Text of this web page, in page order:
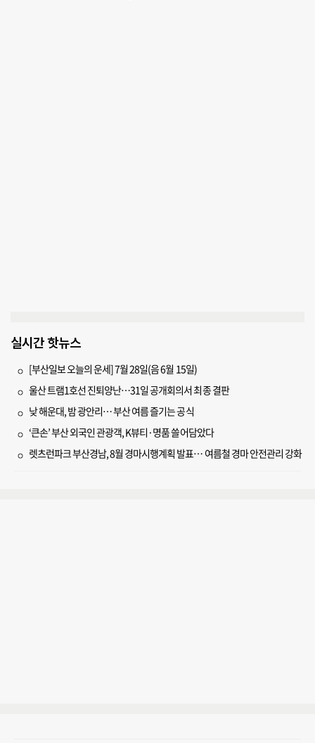
실시간 핫뉴스
[부산일보 오늘의 운세] 7월 28일(음 6월 15일)
울산 트램1호선 진퇴양난…31일 공개회의서 최종 결판
낮 해운대, 밤 광안리… 부산 여름 즐기는 공식
‘큰손’ 부산 외국인 관광객, K뷰티·명품 쓸어담았다
렛츠런파크 부산경남, 8월 경마시행계획 발표… 여름철 경마 안전관리 강화